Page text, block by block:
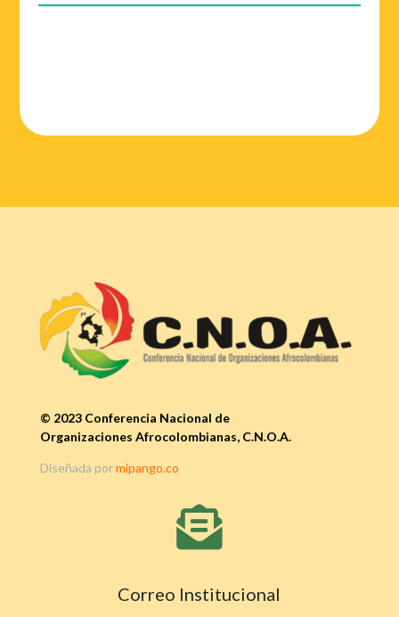
© 2023 Conferencia Nacional de
Organizaciones Afrocolombianas, C.N.O.A.
Diseñada pormipango.co

Correo Institucional